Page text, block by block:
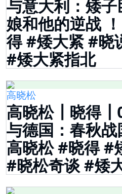
与意大利：矮
娘和他的逆战
得 #矮大紧 #晓
#矮大紧指北
高晓松
高晓松┃晓得
与德国：春秋
高晓松 #晓得 #
#晓松奇谈 #矮